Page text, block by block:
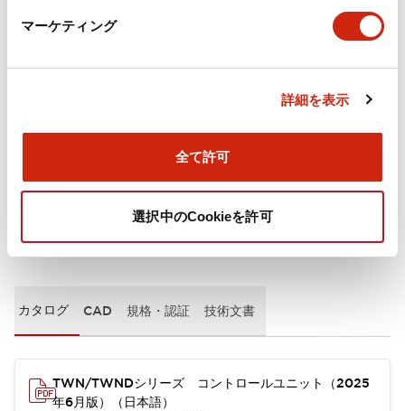
マーケティング
詳細を表示
全て許可
選択中のCookieを許可
ドキュメントとファイル
カタログ CAD 規格・認証 技術文書
TWN/TWNDシリーズ コントロールユニット（2025
年6月版）（日本語）